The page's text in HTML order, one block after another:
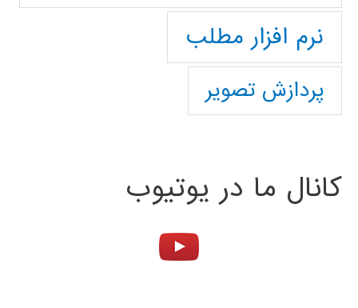
نرم افزار مطلب
پردازش تصویر
کانال ما در یوتیوب